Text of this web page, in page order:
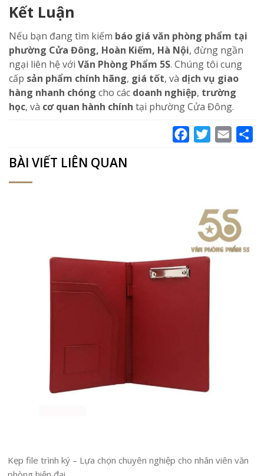
Kết Luận
Nếu bạn đang tìm kiếm báo giá văn phòng phẩm tại
phường Cửa Đông, Hoàn Kiếm, Hà Nội, đừng ngần
ngại liên hệ với Văn Phòng Phẩm 5S. Chúng tôi cung
cấp sản phẩm chính hãng, giá tốt, và dịch vụ giao
hàng nhanh chóng cho các doanh nghiệp, trường
học, và cơ quan hành chính tại phường Cửa Đông.
FacebookTwitterEmail
BÀI VIẾT LIÊN QUAN
Kẹp file trình ký – Lựa chọn chuyên nghiệp cho nhân viên văn